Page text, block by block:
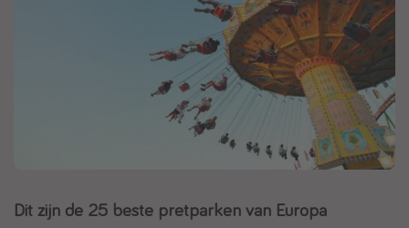
Canarische Eilanden
Malta
Dit zijn de 25 beste pretparken van Europa